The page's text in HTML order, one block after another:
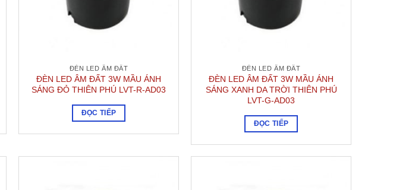
ĐÈN LED ÂM ĐẤT
ĐÈN LED ÂM ĐẤT 3W MẦU ÁNH
SÁNG ĐỎ THIÊN PHÚ LVT-R-AD03
ĐỌC TIẾP
ĐÈN LED ÂM ĐẤT
ĐÈN LED ÂM ĐẤT 3W MẦU ÁNH
SÁNG XANH DA TRỜI THIÊN PHÚ
LVT-G-AD03
ĐỌC TIẾP